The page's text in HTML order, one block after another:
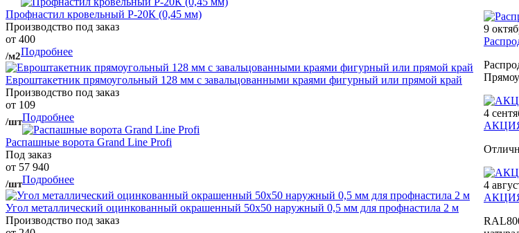
Профнастил кровельный Р-20К (0,45 мм)
Производство под заказ
от 400
/м2Подробнее
Евроштакетник прямоугольный 128 мм с завальцованными краями фигурный или прямой край
Производство под заказ
от 109
/штПодробнее
Распашные ворота Grand Line Profi
Под заказ
от 57 940
/штПодробнее
Угол металлический оцинкованный окрашенный 50х50 наружный 0,5 мм для профнастила 2 м
Производство под заказ
9
4
АКЦИЯ
4
АКЦИЯ